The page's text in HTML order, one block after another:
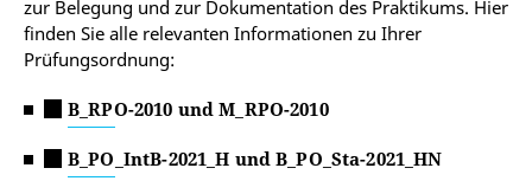
zur Belegung und zur Dokumentation des Praktikums. Hier
finden Sie alle relevanten Informationen zu Ihrer
Prüfungsordnung:
B_RPO-2010 und M_RPO-2010
B_PO_IntB-2021_H und B_PO_Sta-2021_HN